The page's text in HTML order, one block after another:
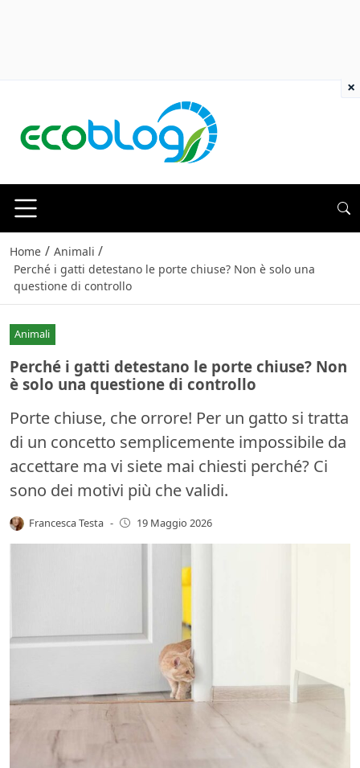
Home / Animali /
Perché i gatti detestano le porte chiuse? Non è solo una
questione di controllo
Animali
Perché i gatti detestano le porte chiuse? Non
è solo una questione di controllo
Porte chiuse, che orrore! Per un gatto si tratta
di un concetto semplicemente impossibile da
accettare ma vi siete mai chiesti perché? Ci
sono dei motivi più che validi.
Francesca Testa - 19 Maggio 2026
×